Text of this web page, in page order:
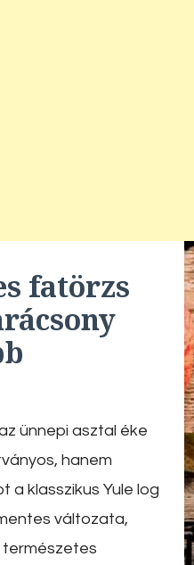
fatörzs
ünnepi asztal éke
hanem
a klasszikus Yule log
változata,
természetes